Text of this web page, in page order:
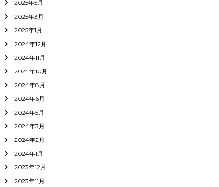
2025年5月
2025年3月
2025年1月
2024年12月
2024年11月
2024年10月
2024年8月
2024年6月
2024年5月
2024年3月
2024年2月
2024年1月
2023年12月
2023年11月